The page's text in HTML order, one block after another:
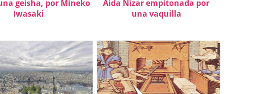
geisha, por Mineko
Iwasaki
Aida Nizar empitonada por
una vaquilla